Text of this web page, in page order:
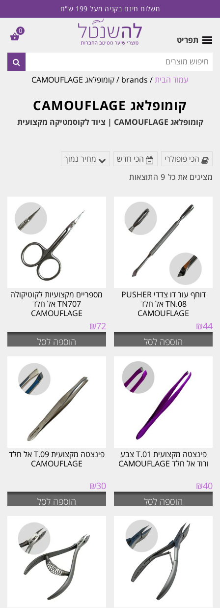
משלוח חינם בקניה מעל 199 ש"ח
תפריט
עמוד הבית/ brands / קומופלאג CAMOUFLAGE
קומופלאג CAMOUFLAGE
קומופלאג CAMOUFLAGE | ציוד לקוסמטיקה מקצועית
הכי פופולרי הכי חדש
מחיר נמוך
מציגים את כל ⁦9⁩ התוצאות
ממוין
העדכני
ביותר
דוחף עור דו צדדי PUSHER
TN.08 אל חלד
CAMOUFLAGE
₪44
הוספה לסל
מספריים מקצועיות לקוטיקולה
TN707 אל חלד
CAMOUFLAGE
₪72
הוספה לסל
פינצטה מקצועית T.01 צבע
ורוד אל חלד CAMOUFLAGE
₪40
הוספה לסל
פינצטה מקצועית T.09 אל חלד
CAMOUFLAGE
₪30
הוספה לסל
0